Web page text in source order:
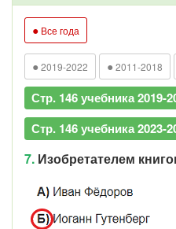
● Все года
● 2019-2022 ● 2011-2018
Стр. 146 учебника 2019-
Стр. 146 учебника 2023-
7. Изобретателем